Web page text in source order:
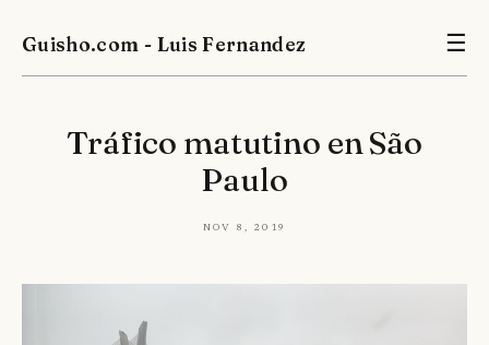
Guisho.com - Luis Fernandez ☰
Tráfico matutino en São
Paulo
Nov 8, 2019